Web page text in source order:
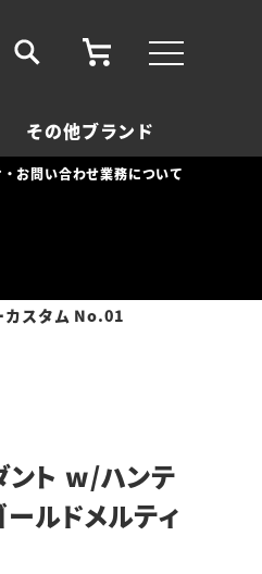
その他ブランド
お問い合わせ業務について
カスタム No.01
ント w/ハンテ
ルドメルティ